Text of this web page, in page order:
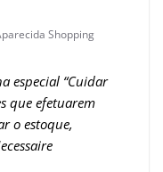
Shopping
especial “Cuidar
que efetuarem
o estoque,